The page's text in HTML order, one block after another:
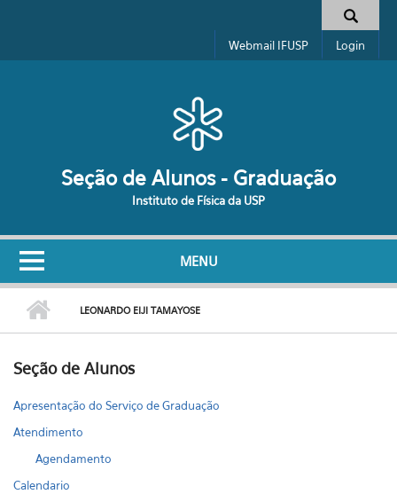
Formulário de busca
Webmail IFUSP Login
Seção de Alunos - Graduação
Instituto de Física da USP
MENU
LEONARDO EIJI TAMAYOSE
Seção de Alunos
Apresentação do Serviço de Graduação
Atendimento
Agendamento
Calendario